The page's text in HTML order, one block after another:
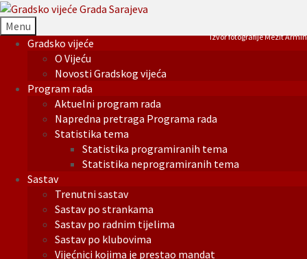
Menu
Gradsko vijeće
O Vijeću
Novosti Gradskog vijeća
Program rada
Aktuelni program rada
Napredna pretraga Programa rada
Statistika tema
Statistika programiranih tema
Statistika neprogramiranih tema
Sastav
Trenutni sastav
Sastav po strankama
Sastav po radnim tijelima
Sastav po klubovima
Vijećnici kojima je prestao mandat
Izvor fotografije Mezit Armin